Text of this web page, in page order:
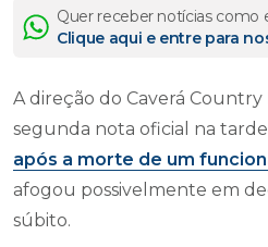
Quer receber notícias como
Clique aqui e entre para
A direção do Caverá
segunda nota oficial na
após a morte de um
afogou possivelmente em
súbito.